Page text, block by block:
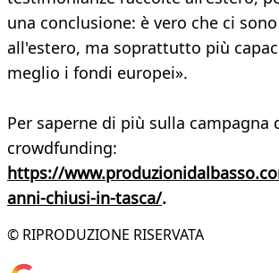
una conclusione: è vero che ci
all'estero, ma soprattutto più
meglio i fondi europei».
Per saperne di più sulla campagna
crowdfunding:
https://
anni-chiusi-in-tasca/.
© RIPRODUZIONE RISERVATA